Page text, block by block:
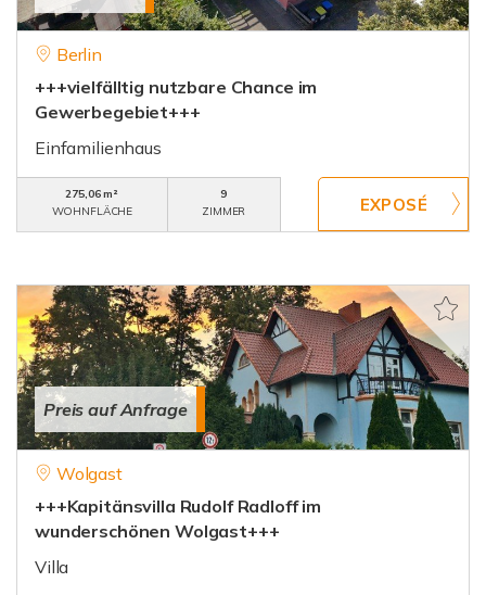
Berlin
+++vielfälltig nutzbare Chance im
Gewerbegebiet+++
Einfamilienhaus
275,06 m²
WOHNFLÄCHE
9
ZIMMER
Preis auf Anfrage
Wolgast
+++Kapitänsvilla Rudolf Radloff im
wunderschönen Wolgast+++
Villa